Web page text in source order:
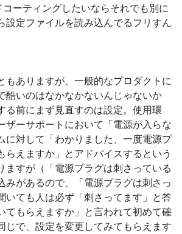
ーティングしたいならそれでも別に
設定ファイルを読み込んでるフリすん
もありますが、一般的なプロダクトに
酷いのはなかなかないんじゃないか
る前にまず見直すのは設定。使用環
ザーサポートにおいて「電源が入らな
に対して「わかりました、一度電源プ
らえますか」とアドバイスするという
ますが（「電源プラグは刺さっている
みがあるので、「電源プラグは刺さっ
いても人は必ず「刺さってます」と答
てもらえますか」と言われて初めて確
じで、設定を変更してみてもらえます